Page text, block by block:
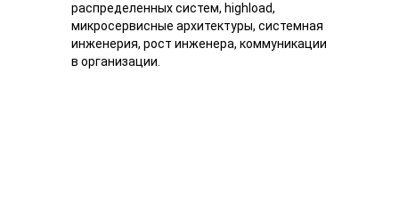
распределенных систем, highload,
микросервисные архитектуры, системная
инженерия, рост инженера, коммуникации
в организации.